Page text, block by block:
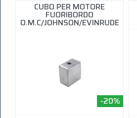
CUBO PER MOTORE
FUORIBORDO
O.M.C/JOHNSON/EVINRUDE
-20%